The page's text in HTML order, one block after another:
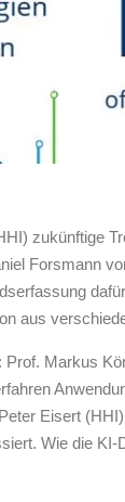
zukünftige
Forsmann
aus
Markus
Eisert
Wie die